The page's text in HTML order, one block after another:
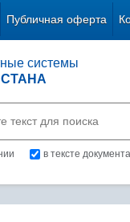
Публичная оферта
системы
в тексте документа